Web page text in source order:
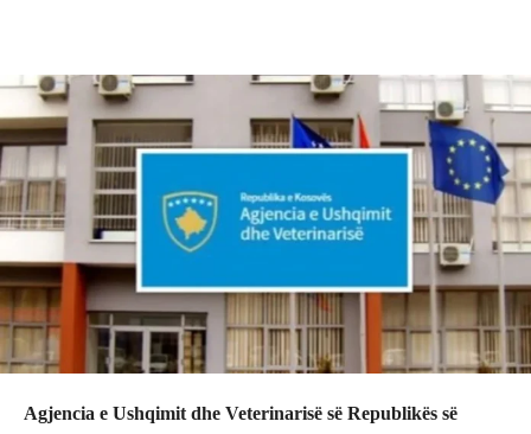
Agjencia e Ushqimit dhe Veterinarisë së Republikës së